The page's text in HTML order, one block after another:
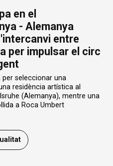
en el
- Alemanya
entre
per impulsar el circ
per seleccionar una
residència artística al
(Alemanya), mentre una
a Roca Umbert